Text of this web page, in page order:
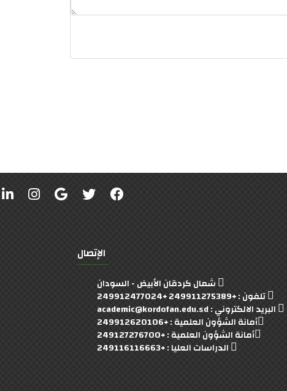
الإتصال
شمال كردقان الأبيض - السودان
تلفون : +249911275389 +249912477024
البريد الالكتروني : academic@kordofan.edu.sd
أمانة الشؤون العلمية : +249912620106
أمانة الشؤون العلمية : +249127276700
الدراسات العليا : +249116116663